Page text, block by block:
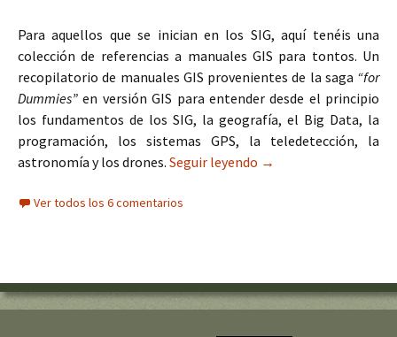
Para aquellos que se inician en los SIG, aquí tenéis una
colección de referencias a manuales GIS para tontos. Un
recopilatorio de manuales GIS provenientes de la saga “for
Dummies” en versión GIS para entender desde el principio
los fundamentos de los SIG, la geografía, el Big Data, la
programación, los sistemas GPS, la teledetección, la
astronomía y los drones. Seguir leyendo 20 manuales GIS
→
Ver todos los 6 comentarios